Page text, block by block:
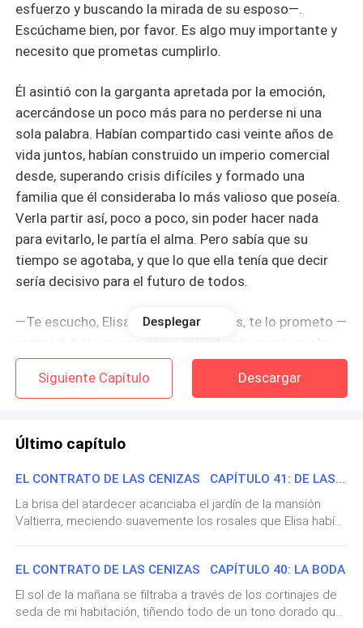
esfuerzo y buscando la mirada de su esposo—.
Escúchame bien, por favor. Es algo muy importante y
necesito que prometas cumplirlo.
Él asintió con la garganta apretada por la emoción,
acercándose un poco más para no perderse ni una
sola palabra. Habían compartido casi veinte años de
vida juntos, habían construido un imperio comercial
desde, superando crisis difíciles y formado una
familia que él consideraba lo más valioso que poseía.
Verla partir así, poco a poco, sin poder hacer nada
para evitarlo, le partía el alma. Pero sabía que su
tiempo se agotaba, y que lo que ella tenía que decir
sería decisivo para el futuro de todos.
—Te escucho, Elisa, todo lo que pidas, te lo prometo —
respondió él con voz grave, intentando mantener la
compostura a pesar del nudo que sentía en la
garganta.
pálidos.
—He dejado todo organizado en mi testamento —
continuó ella con voz suave pero firme, demostrando
que conservaba toda su lucidez—. Pero hay una
totalidad de los bienes ni administrar la empresa
familiar con plena libertad. Es la única forma que
encontré para garantizar que nuestras hijas estarán a
Desplegar
Siguiente Capítulo Descargar
Último capítulo
EL CONTRATO DE LAS CENIZAS CAPÍTULO 41: DE LAS CENIZAS (FINAL)
La brisa del atardecer acariciaba el jardín de la mansión
Valtierra, meciendo suavemente los rosales que Elisa había
también era el lugar donde había encontrado mi hogar.
Donde había aprendido que el amor, el verdadero, siempre
encuentra su camino.Cinco años habían pasado desde
aquella boda en la mansión Pierro. Cinco años de risas, de
EL CONTRATO DE LAS CENIZAS CAPÍTULO 40: LA BODA
El sol de la mañana se filtraba a través de los cortinajes de
seda de mi habitación, tiñendo todo de un tono dorado que